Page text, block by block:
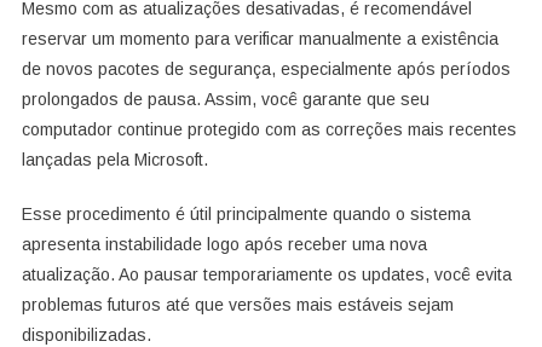
Mesmo com as atualizações desativadas, é recomendável
reservar um momento para verificar manualmente a existência
de novos pacotes de segurança, especialmente após períodos
prolongados de pausa. Assim, você garante que seu
computador continue protegido com as correções mais recentes
lançadas pela Microsoft.
Esse procedimento é útil principalmente quando o sistema
apresenta instabilidade logo após receber uma nova
atualização. Ao pausar temporariamente os updates, você evita
problemas futuros até que versões mais estáveis sejam
disponibilizadas.